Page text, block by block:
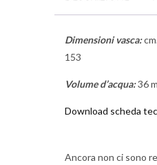
Dimensioni vasca:
153
Volume d’acqua:36
Download scheda
Ancora non ci sono